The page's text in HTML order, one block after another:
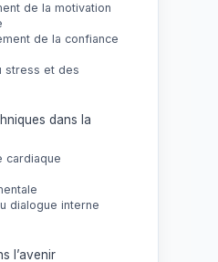
de la motivation
de la confiance
stress et des
dans la
cardiaque
dialogue interne
l’avenir